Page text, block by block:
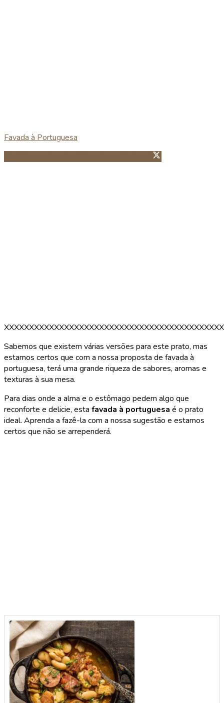
Favada à Portuguesa
Guardar no Pinterest
Sabemos que existem várias versões para este prato, mas
estamos certos que com a nossa proposta de favada à
portuguesa, terá uma grande riqueza de sabores, aromas e
texturas à sua mesa.
Para dias onde a alma e o estômago pedem algo que
reconforte e delicie, esta favada à portuguesa é o prato
ideal. Aprenda a fazê-la com a nossa sugestão e estamos
certos que não se arrependerá.